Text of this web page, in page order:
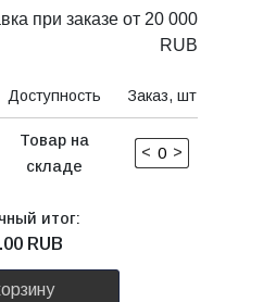
при заказе от 20 000
RUB
Доступность Заказ, шт
Товар на
складе
< >
итог:
RUB